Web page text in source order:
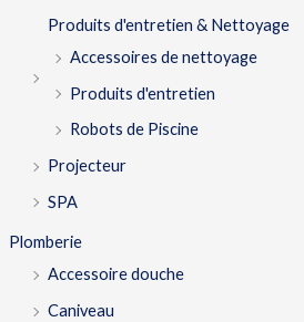
Produits d'entretien & Nettoyage
Accessoires de nettoyage
Produits d'entretien
Robots de Piscine
Projecteur
SPA
Plomberie
Accessoire douche
Caniveau